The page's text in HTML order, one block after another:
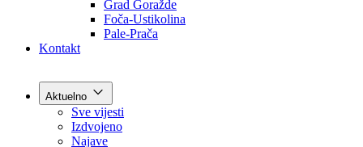
Sport
Općine
Kontakt
Aktuelno